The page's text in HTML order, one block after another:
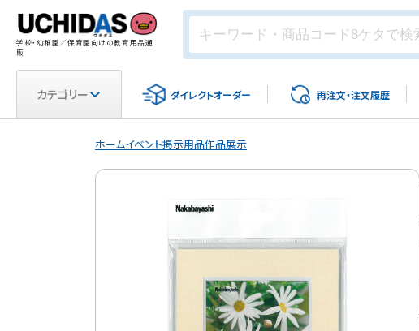
学校・幼稚園／保育園向けの教育用品通
販
カテゴリー ダイレクトオーダー 再注文・注文履歴
ホームイベント掲示用品作品展示